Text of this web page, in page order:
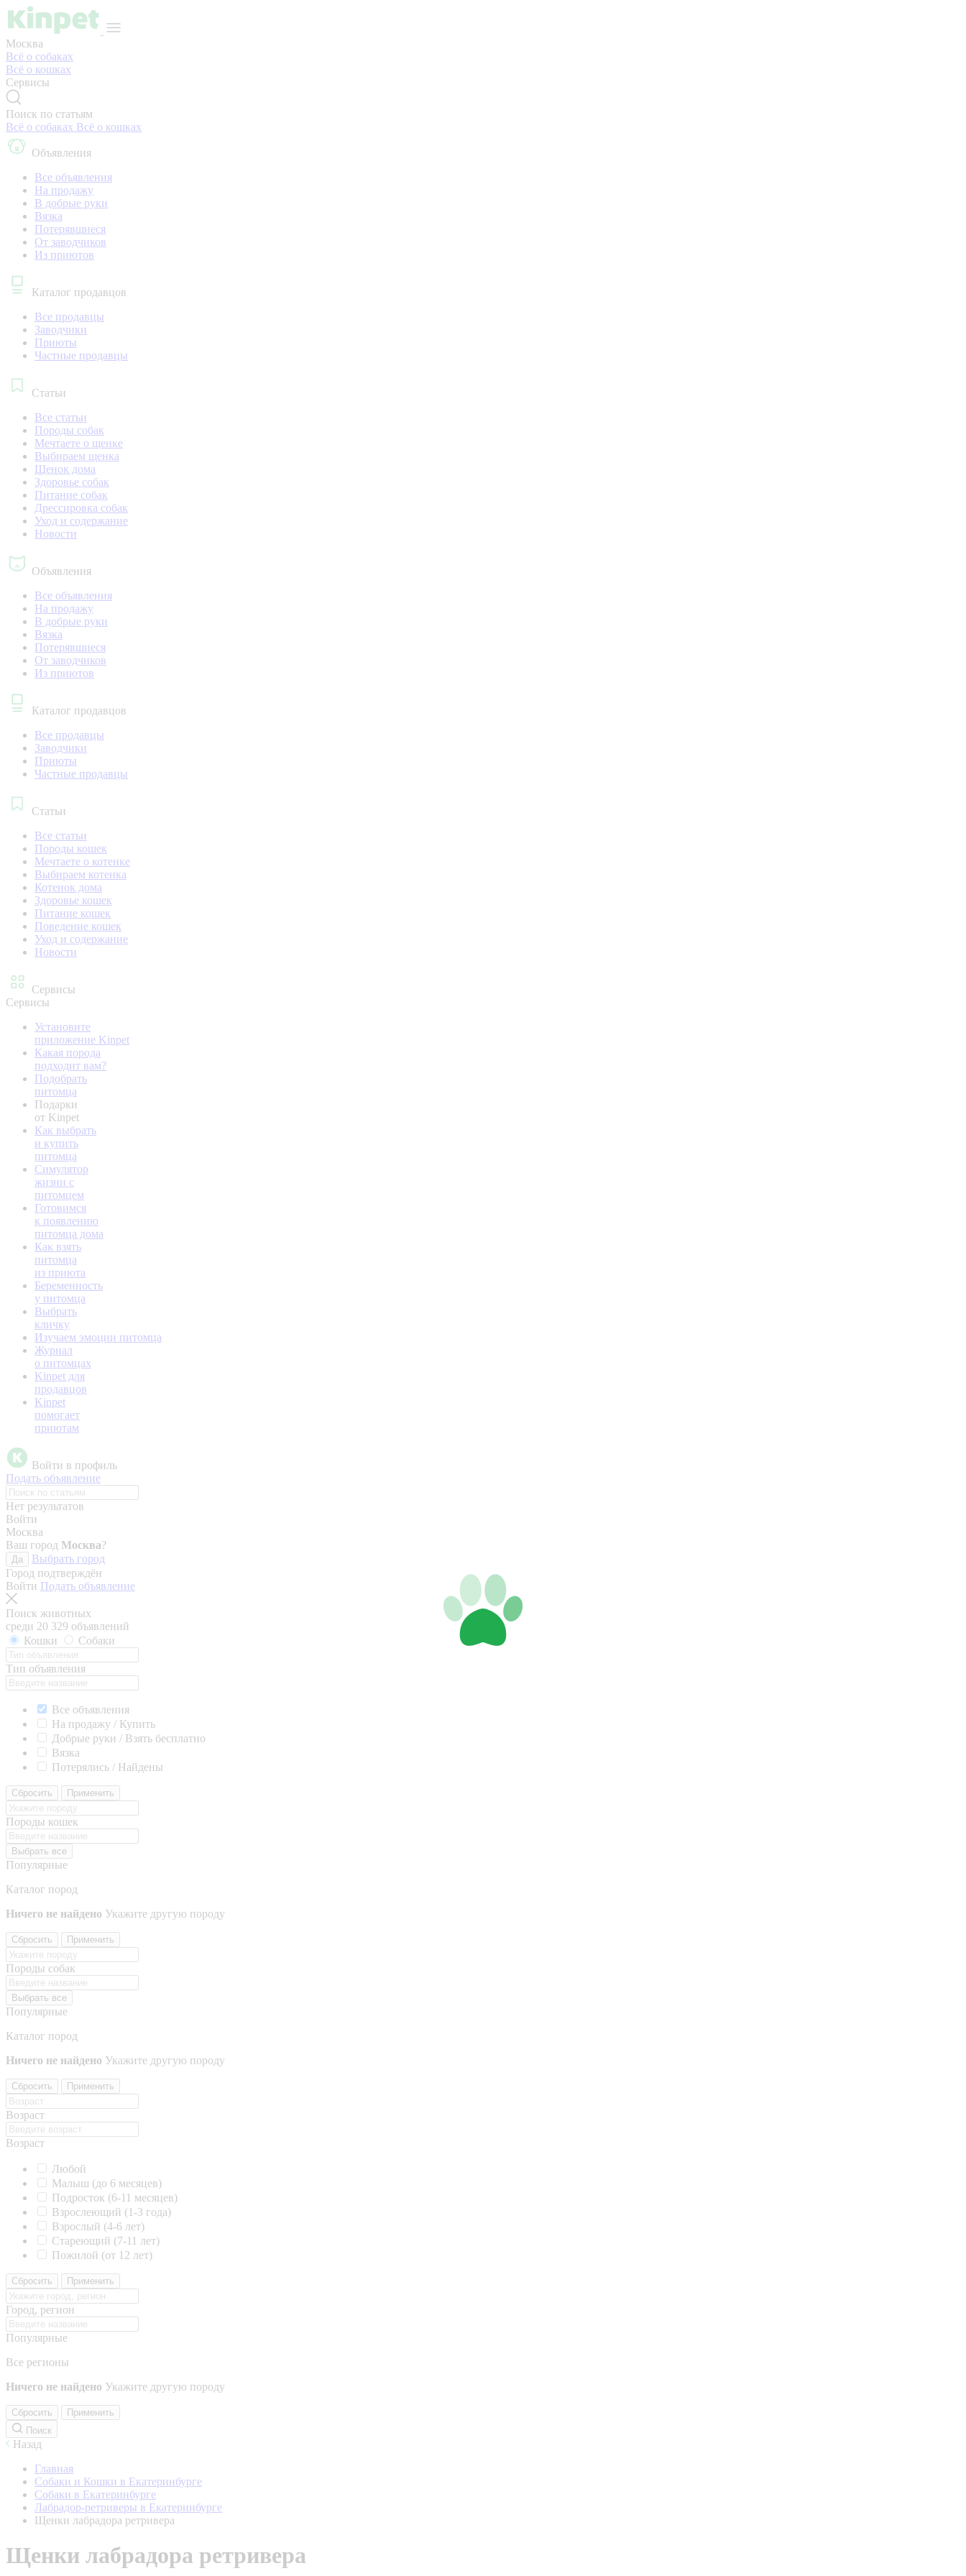
Москва
Всё о собаках
Всё о кошках
Сервисы
Поиск по статьям
Всё о собаках Всё о кошках
Объявления
Все объявления
На продажу
В добрые руки
Вязка
Потерявшиеся
От заводчиков
Из приютов
Каталог продавцов
Все продавцы
Заводчики
Приюты
Частные продавцы
Статьи
Все статьи
Породы собак
Мечтаете о щенке
Выбираем щенка
Щенок дома
Здоровье собак
Питание собак
Дрессировка собак
Уход и содержание
Новости
Объявления
Все объявления
На продажу
В добрые руки
Вязка
Потерявшиеся
От заводчиков
Из приютов
Каталог продавцов
Все продавцы
Заводчики
Приюты
Частные продавцы
Статьи
Все статьи
Породы кошек
Мечтаете о котенке
Выбираем котенка
Котенок дома
Здоровье кошек
Питание кошек
Поведение кошек
Уход и содержание
Новости
Сервисы
Сервисы
Установите
приложение Kinpet
Какая порода
подходит вам?
Подобрать
питомца
Подарки
от Kinpet
Как выбрать
и купить
питомца
Симулятор
жизни с
питомцем
Готовимся
к появлению
питомца дома
Как взять
питомца
из приюта
Беременность
у питомца
Выбрать
кличку
Изучаем эмоции питомца
Журнал
о питомцах
Kinpet для
продавцов
Kinpet
помогает
приютам
Войти в профиль
Подать объявление
Нет результатов
Войти
Москва
Ваш город Москва?
Да
Выбрать город
Город подтверждён
Войти Подать объявление
Поиск животных
среди 20 329 объявлений
Кошки
Собаки
Тип объявления
Все объявления
На продажу / Купить
Добрые руки / Взять бесплатно
Вязка
Потерялись / Найдены
Сбросить Применить
Породы кошек
Выбрать все
Популярные
Каталог пород
Ничего не найдено Укажите другую породу
Сбросить Применить
Породы собак
Выбрать все
Популярные
Каталог пород
Ничего не найдено Укажите другую породу
Сбросить Применить
Возраст
Возраст
Любой
Малыш (до 6 месяцев)
Подросток (6-11 месяцев)
Взрослеющий (1-3 года)
Взрослый (4-6 лет)
Стареющий (7-11 лет)
Пожилой (от 12 лет)
Сбросить Применить
Город, регион
Популярные
Все регионы
Ничего не найдено Укажите другую породу
Сбросить
Применить
Поиск
Назад
Главная
Собаки и Кошки в Екатеринбурге
Собаки в Екатеринбурге
Лабрадор-ретриверы в Екатеринбурге
Щенки лабрадора ретривера
Щенки лабрадора ретривера